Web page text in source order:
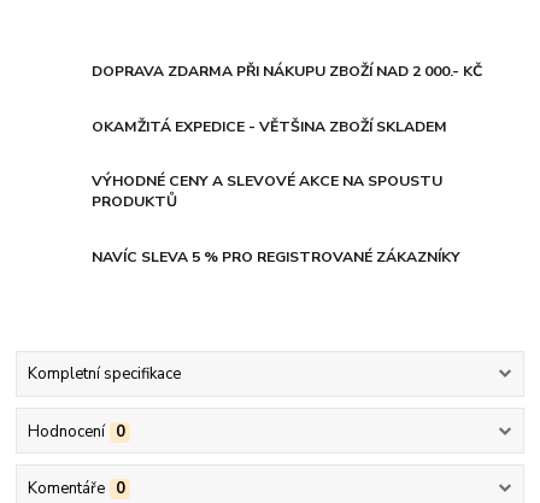
DOPRAVA ZDARMA PŘI NÁKUPU ZBOŽÍ NAD 2 000.- KČ
OKAMŽITÁ EXPEDICE - VĚTŠINA ZBOŽÍ SKLADEM
VÝHODNÉ CENY A SLEVOVÉ AKCE NA SPOUSTU
PRODUKTŮ
NAVÍC SLEVA 5 % PRO REGISTROVANÉ ZÁKAZNÍKY
Kompletní specifikace
Hodnocení 0
Komentáře 0